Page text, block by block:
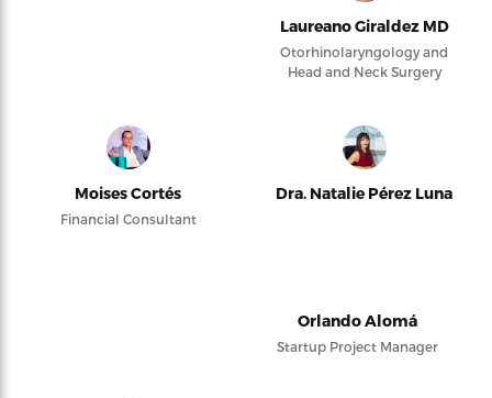
Laureano Giraldez MD
Otorhinolaryngology and
Head and Neck Surgery
Moises Cortés
Financial Consultant
Dra. Natalie Pérez Luna
Orlando Alomá
Startup Project Manager